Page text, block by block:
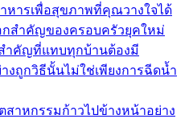
หารเพื่อสุขภาพที่คุณวางใจได้
กสำคัญของครอบครัวยุคใหม่
ำคัญที่แทบทุกบ้านต้องมี
งถูกวิธีนั้นไม่ใช่เพียงการฉีดน้ำ
ตสาหกรรมก้าวไปข้างหน้าอย่าง